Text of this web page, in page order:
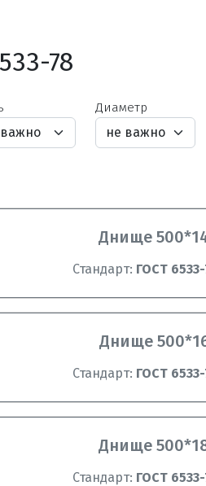
78
Диаметр
Днище
Стандарт: ГОСТ
Днище
Стандарт: ГОСТ
Днище
Стандарт: ГОСТ